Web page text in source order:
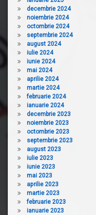
decembrie 2024
noiembrie 2024
octombrie 2024
septembrie 2024
august 2024
iulie 2024
iunie 2024
mai 2024
aprilie 2024
martie 2024
februarie 2024
ianuarie 2024
decembrie 2023
noiembrie 2023
octombrie 2023
septembrie 2023
august 2023
iulie 2023
iunie 2023
mai 2023
aprilie 2023
martie 2023
februarie 2023
ianuarie 2023